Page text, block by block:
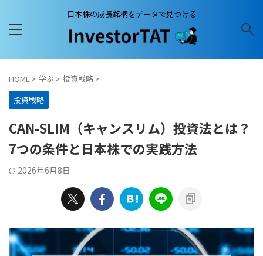
日本株の成長銘柄をデータで見つける
HOME > 学ぶ > 投資戦略 >
投資戦略
CAN-SLIM（キャンスリム）投資法とは？
7つの条件と日本株での実践方法
2026年6月8日